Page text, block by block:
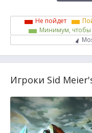
Не пойдет
Минимум, чтобы
Игроки Sid